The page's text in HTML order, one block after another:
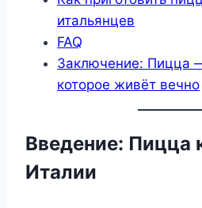
итальянцев
FAQ
Заключение: Пицца
которое живёт вечно
Введение: Пицца
Италии